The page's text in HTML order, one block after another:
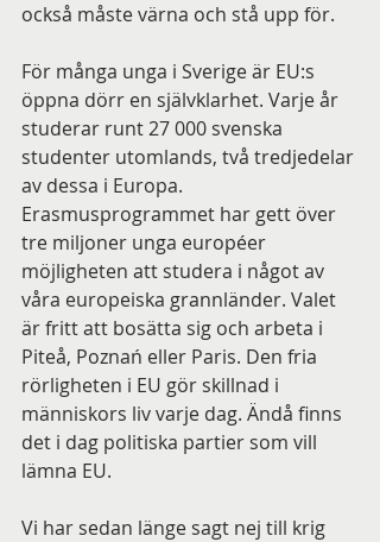
också måste värna och stå upp för.
För många unga i Sverige är EU:s
öppna dörr en självklarhet. Varje år
studerar runt 27 000 svenska
studenter utomlands, två tredjedelar
av dessa i Europa.
Erasmusprogrammet har gett över
tre miljoner unga européer
möjligheten att studera i något av
våra europeiska grannländer. Valet
är fritt att bosätta sig och arbeta i
Piteå, Poznań eller Paris. Den fria
rörligheten i EU gör skillnad i
människors liv varje dag. Ändå finns
det i dag politiska partier som vill
lämna EU.
Vi har sedan länge sagt nej till krig